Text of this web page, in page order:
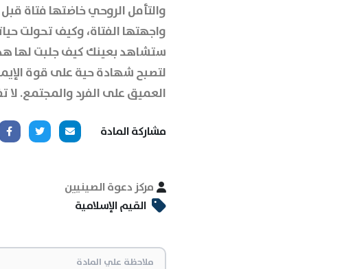
والتأمل الروحي خاضتها فتاة
واجهتها الفتاة، وكيف تحولت
ستشاهد بعينك كيف جلبت لها
لتصبح شهادة حية على قوة
العميق على الفرد والمجتمع.
مشاركة المادة
مركز دعوة الصينيين
القيم الإسلامية